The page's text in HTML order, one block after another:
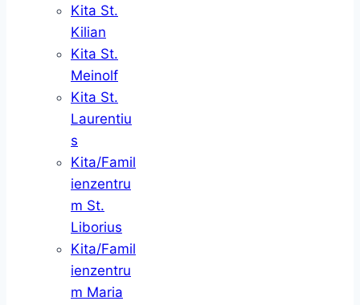
Kita St.
Kilian
Kita St.
Meinolf
Kita St.
Laurentiu
s
Kita/Famil
ienzentru
m St.
Liborius
Kita/Famil
ienzentru
m Maria